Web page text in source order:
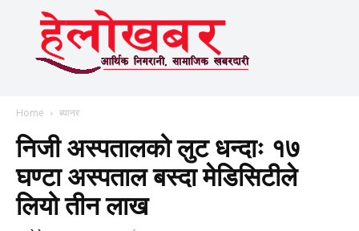
Home ब्यानर
निजी अस्पतालको लुट धन्दाः १७
घण्टा अस्पताल बस्दा मेडिसिटीले
लियो तीन लाख